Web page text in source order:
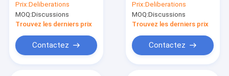
Prix:Deliberations
MOQ:Discussions
Trouvez les derniers prix
Contactez
Prix:Deliberations
MOQ:Discussions
Trouvez les derniers prix
Contactez